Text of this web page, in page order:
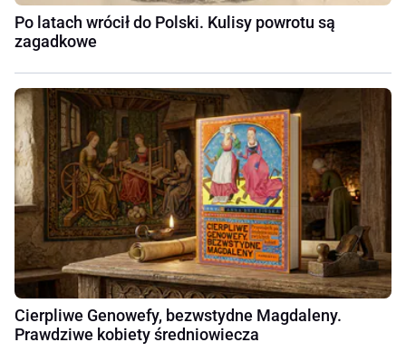
Po latach wrócił do Polski. Kulisy powrotu są
zagadkowe
Cierpliwe Genowefy, bezwstydne Magdaleny.
Prawdziwe kobiety średniowiecza